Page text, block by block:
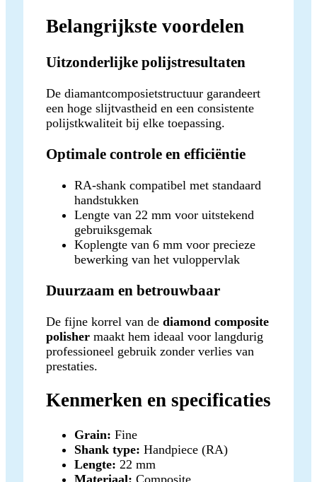
Belangrijkste voordelen
Uitzonderlijke polijstresultaten
De diamantcomposietstructuur garandeert
een hoge slijtvastheid en een consistente
polijstkwaliteit bij elke toepassing.
Optimale controle en efficiëntie
RA-shank compatibel met standaard
handstukken
Lengte van 22 mm voor uitstekend
gebruiksgemak
Koplengte van 6 mm voor precieze
bewerking van het vuloppervlak
Duurzaam en betrouwbaar
De fijne korrel van de diamond composite
polisher maakt hem ideaal voor langdurig
professioneel gebruik zonder verlies van
prestaties.
Kenmerken en specificaties
Grain: Fine
Shank type: Handpiece (RA)
Lengte: 22 mm
Materiaal: Composite